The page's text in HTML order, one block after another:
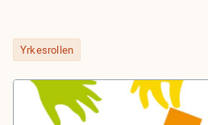
Yrkesrollen